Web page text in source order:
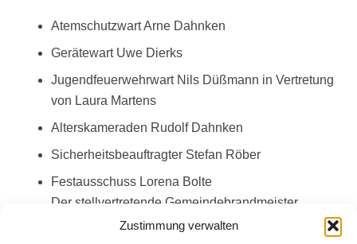
Zustimmung verwalten
Atemschutzwart Arne Dahnken
Gerätewart Uwe Dierks
Jugendfeuerwehrwart Nils Düßmann in Vertretung
von Laura Martens
Alterskameraden Rudolf Dahnken
Sicherheitsbeauftragter Stefan Röber
Festausschuss Lorena Bolte
Der stellvertretende Gemeindebrandmeister
Soenke Heinken berichtet über die Ereignisse in